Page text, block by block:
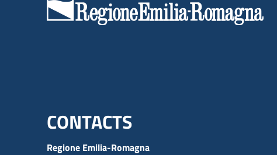
Menu footer inglese
CONTACTS
Regione Emilia-Romagna